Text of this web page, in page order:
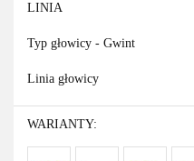
LINIA
Typ głowicy - Gwint
Linia głowicy
WARIANTY: